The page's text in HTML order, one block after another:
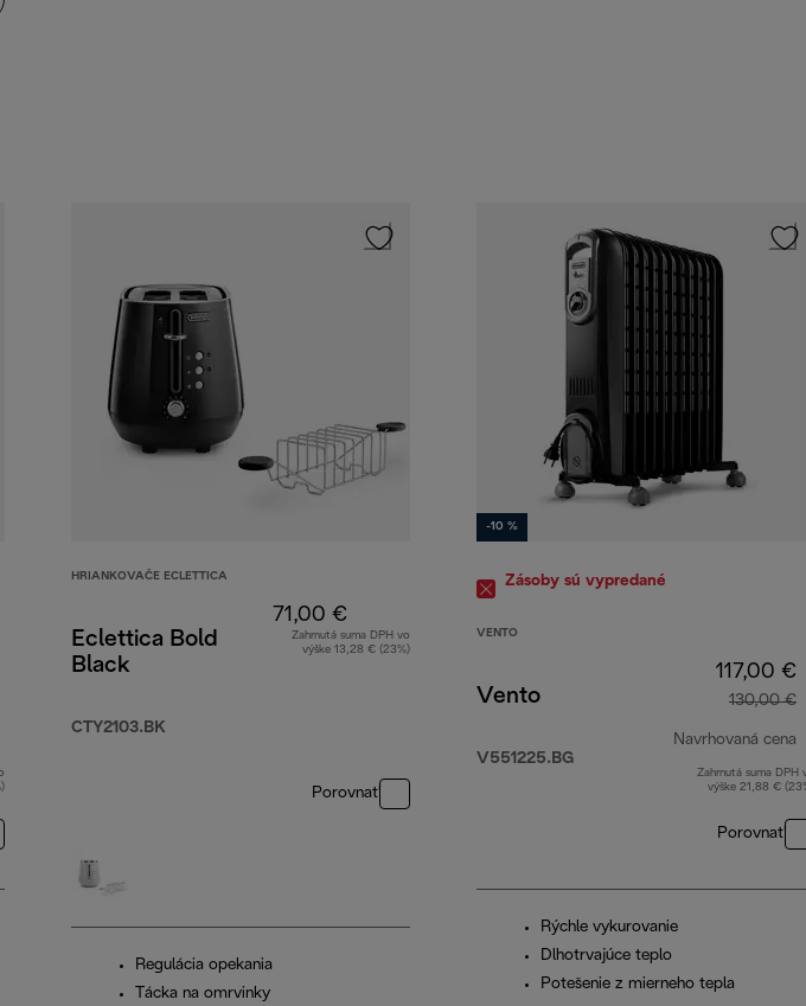
cena 55,00 €
HRIANKOVAČE ECLETTICA
Eclettica Bold
Black
CTY2103.BK
71,00 €
Zahrnutá suma DPH vo
výške 13,28 € (23%)
Porovnať
Regulácia opekania
Tácka na omrvinky
-10 %
Zásoby sú vypredané
VENTO
Vento
V551225.BG
117,00 €
130,00 €
Navrhovaná cena
Zahrnutá suma DPH
výške 21,88 €
Porovnať
Rýchle vykurovanie
Dlhotrvajúce teplo
Potešenie z mierneho tepla